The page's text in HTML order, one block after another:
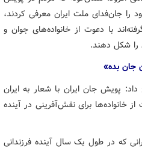
را جان‌فدای ملت ایران معرفی کردند،
با دعوت از خانواده‌های جوان و
را شکل دهند.
جان بده»
پویش جان ایران با شعار به ایران
برای نقش‌آفرینی در آینده
که در طول یک سال آینده فرزندانی